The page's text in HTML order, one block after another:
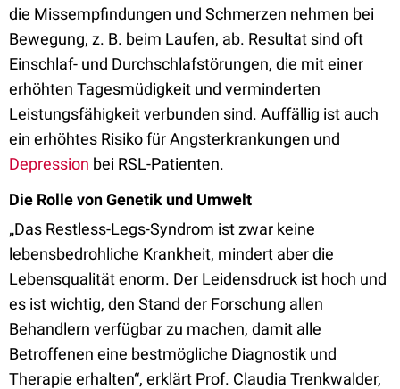
die Missempfindungen und Schmerzen nehmen bei
Bewegung, z. B. beim Laufen, ab. Resultat sind oft
Einschlaf- und Durchschlafstörungen, die mit einer
erhöhten Tagesmüdigkeit und verminderten
Leistungsfähigkeit verbunden sind. Auffällig ist auch
ein erhöhtes Risiko für Angsterkrankungen und
Depression bei RSL-Patienten.
Die Rolle von Genetik und Umwelt
„Das Restless-Legs-Syndrom ist zwar keine
lebensbedrohliche Krankheit, mindert aber die
Lebensqualität enorm. Der Leidensdruck ist hoch und
es ist wichtig, den Stand der Forschung allen
Behandlern verfügbar zu machen, damit alle
Betroffenen eine bestmögliche Diagnostik und
Therapie erhalten“, erklärt Prof. Claudia Trenkwalder,